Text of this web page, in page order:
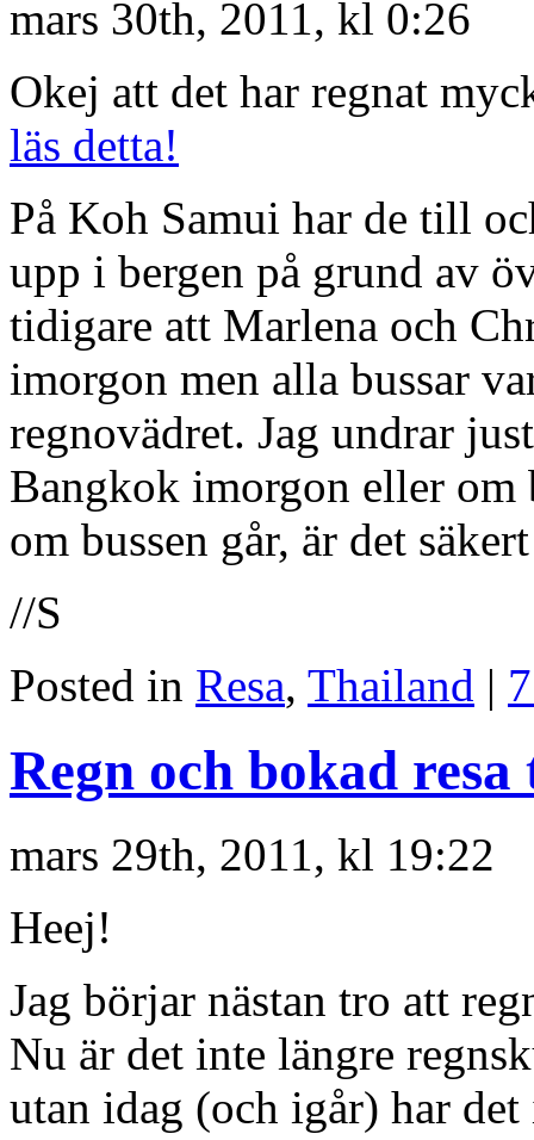
mars 30th, 2011, kl 0:26
Okej att det har regnat
läs detta!
På Koh Samui har de till
upp i bergen på grund av
tidigare att Marlena och
imorgon men alla bussar
regnovädret. Jag undrar
Bangkok imorgon eller om
om bussen går, är det
//S
Posted in Resa, Thailand |
Regn och bokad
mars 29th, 2011, kl 19:22
Heej!
Jag börjar nästan tro att
Nu är det inte längre
utan idag (och igår) har